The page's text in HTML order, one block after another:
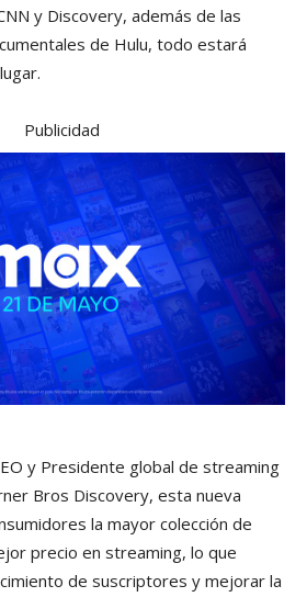
y Discovery, además de las
de Hulu, todo estará
Publicidad
y Presidente global de streaming
Bros Discovery, esta nueva
la mayor colección de
precio en streaming, lo que
de suscriptores y mejorar la